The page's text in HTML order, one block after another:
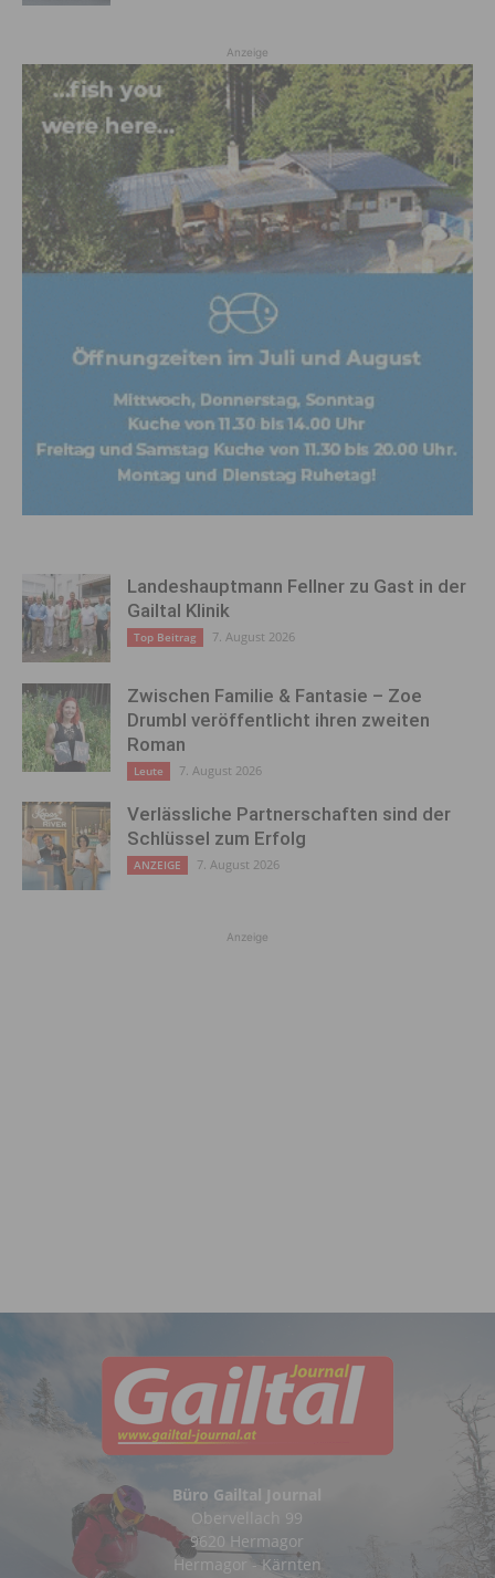
Anzeige
Landeshauptmann Fellner zu Gast in der
Gailtal Klinik
Top Beitrag 7. August 2026
Zwischen Familie & Fantasie – Zoe
Drumbl veröffentlicht ihren zweiten
Roman
Leute 7. August 2026
Verlässliche Partnerschaften sind der
Schlüssel zum Erfolg
ANZEIGE 7. August 2026
Anzeige
Büro Gailtal Journal
Obervellach 99
9620 Hermagor
Hermagor - Kärnten